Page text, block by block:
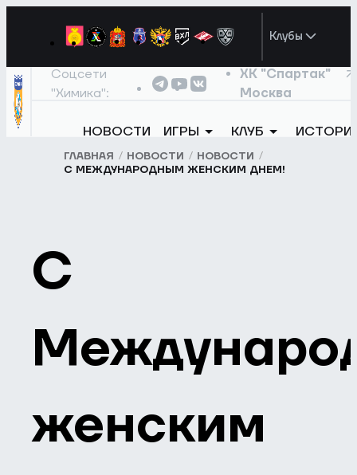
Клубы
Соцсети
"Химика":
ХК "Спартак"
Москва
НОВОСТИ ИГРЫ КЛУБ
ГЛАВНАЯ НОВОСТИ
НОВОСТИ
С МЕЖДУНАРОДНЫМ ЖЕНСКИМ ДНЕМ!
С
женским